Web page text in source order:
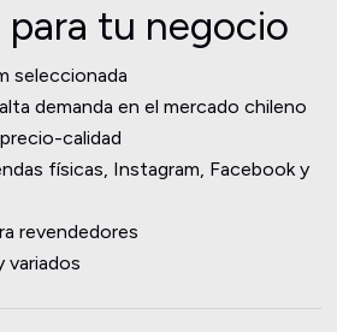
tu negocio
seleccionada
demanda en el mercado chileno
calidad
físicas, Instagram, Facebook y
revendedores